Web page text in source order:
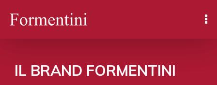
IL BRAND FORMENTINI